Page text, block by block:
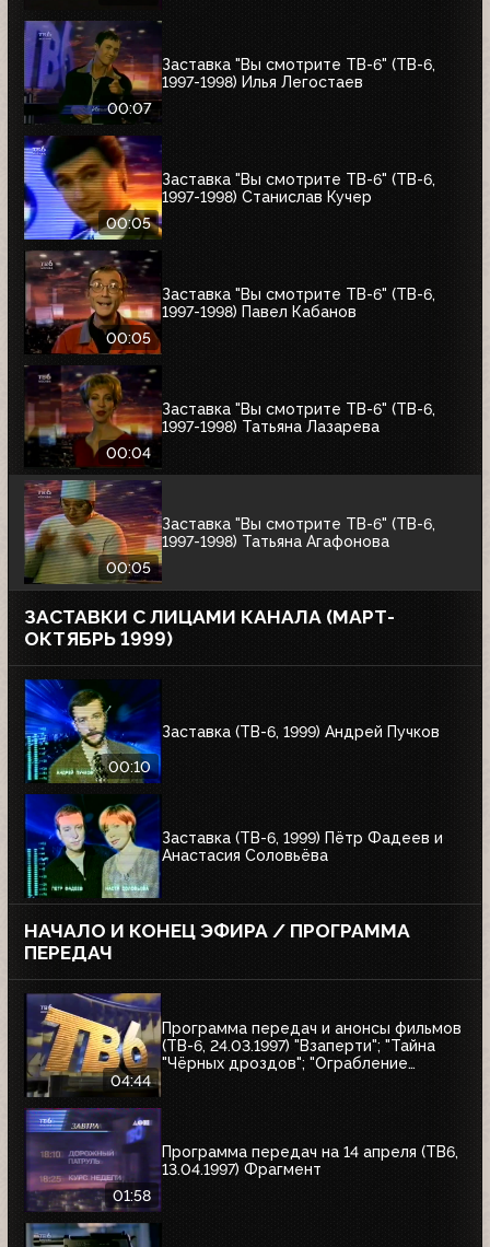
00:07
Заставка "Вы смотрите ТВ-6" (ТВ-6,
1997-1998) Илья Легостаев
00:05
Заставка "Вы смотрите ТВ-6" (ТВ-6,
1997-1998) Станислав Кучер
00:05
Заставка "Вы смотрите ТВ-6" (ТВ-6,
1997-1998) Павел Кабанов
00:04
Заставка "Вы смотрите ТВ-6" (ТВ-6,
1997-1998) Татьяна Лазарева
00:05
Заставка "Вы смотрите ТВ-6" (ТВ-6,
1997-1998) Татьяна Агафонова
ЗАСТАВКИ С ЛИЦАМИ КАНАЛА (МАРТ-
ОКТЯБРЬ 1999)
00:10
Заставка (ТВ-6, 1999) Андрей Пучков
Заставка (ТВ-6, 1999) Пётр Фадеев и
Анастасия Соловьёва
НАЧАЛО И КОНЕЦ ЭФИРА / ПРОГРАММА
ПЕРЕДАЧ
04:44
Программа передач и анонсы фильмов
(ТВ-6, 24.03.1997) "Взаперти"; "Тайна
"Чёрных дроздов"; "Ограбление
01:58
Программа передач на 14 апреля (ТВ6,
13.04.1997) Фрагмент